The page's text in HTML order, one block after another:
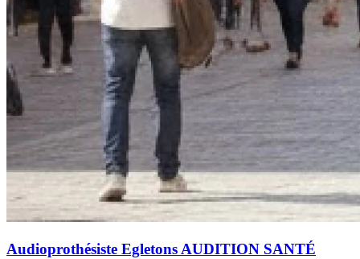
Audioprothésiste Egletons AUDITION SANTÉ